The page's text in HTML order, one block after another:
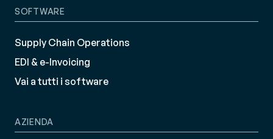
SOFTWARE
Supply Chain Operations
EDI & e-Invoicing
Vai a tutti i software
AZIENDA